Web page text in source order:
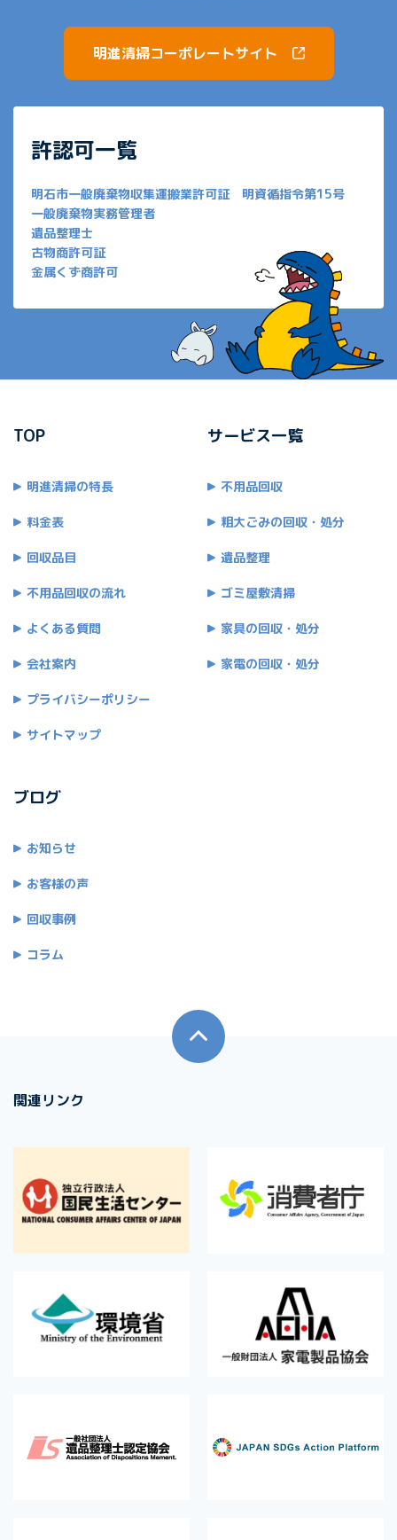
明進清掃コーポレートサイト
許認可一覧
明石市一般廃棄物収集運搬業許可証 明資循指令第15号
一般廃棄物実務管理者
遺品整理士
古物商許可証
金属くず商許可
TOP
明進清掃の特長
料金表
回収品目
不用品回収の流れ
よくある質問
会社案内
プライバシーポリシー
サイトマップ
サービス一覧
不用品回収
粗大ごみの回収・処分
遺品整理
ゴミ屋敷清掃
家具の回収・処分
家電の回収・処分
ブログ
お知らせ
お客様の声
回収事例
コラム
関連リンク